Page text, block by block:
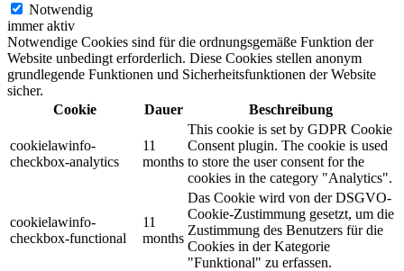
Notwendig
immer aktiv
Notwendige Cookies sind für die ordnungsgemäße Funktion der
Website unbedingt erforderlich. Diese Cookies stellen anonym
grundlegende Funktionen und Sicherheitsfunktionen der Website
sicher.
Cookie
Dauer Beschreibung
cookielawinfo-
checkbox-analytics
11
months
This cookie is set by GDPR Cookie
Consent plugin. The cookie is used
to store the user consent for the
cookies in the category "Analytics".
cookielawinfo-
checkbox-functional
11
months
Das Cookie wird von der DSGVO-
Cookie-Zustimmung gesetzt, um die
Zustimmung des Benutzers für die
Cookies in der Kategorie
"Funktional" zu erfassen.